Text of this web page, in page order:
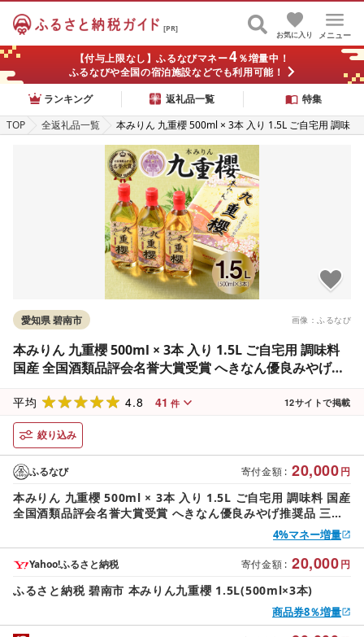
[PR]
メニュー
お気に入り
【付与上限なし】ふるなびマネー4％増量中！
ふるなびや全国の宿泊施設などでも利用可能！
ランキング
返礼品一覧
特集
TOP
全返礼品一覧
本みりん 九重櫻 500ml × 3本 入り 1.5L ご自宅用 調味
料 国産 全国酒類品評会名誉大賞受賞 へきなん優良みや
げ推奨品 三河 みりん 発祥 醸造元 九重味淋 醸造のまち
碧南 国内産 水稲もち米 米こうじ 本格米焼酎 使用 料理
調理 加工品 本格本みりん お取り寄せ 愛知県 碧南市 送
料無料
画像：ふるなび
愛知県 碧南市
本みりん 九重櫻 500ml × 3本 入り 1.5L ご自宅用 調味料
国産 全国酒類品評会名誉大賞受賞 へきなん優良みやげ推
内産 水稲もち米 米こうじ 本格米焼酎 使用 料理 調理 加工
品 本格本みりん お取り寄せ 愛知県 碧南市 送料無料
平均 4.8 41 件 12サイトで掲載
絞り込み
寄付金額 : 20,000円
ふるなび
本みりん 九重櫻 500ml × 3本 入り 1.5L ご自宅用 調味料 国産
全国酒類品評会名誉大賞受賞 へきなん優良みやげ推奨品 三河
みりん 発祥 醸造元 九重味淋 醸造のまち碧南 国内産 水稲もち
米 米こうじ 本格米焼酎 使用 料理 調理 加工品 本格本みりん
お取り寄せ 愛知県 碧南市 送料無料
4%マネー増量
寄付金額 : 20,000円
Yahoo!ふるさと納税
ふるさと納税 碧南市 本みりん九重櫻 1.5L(500ml×3本)
商品券8％増量